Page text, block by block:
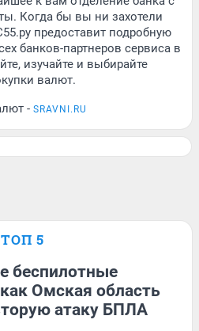
Когда бы вы ни захотели
предоставит подробную
банков-партнеров сервиса в
изучайте и выбирайте
валют.
- SRAVNI.RU
ТОП 5
беспилотные
Омская область
атаку БПЛА